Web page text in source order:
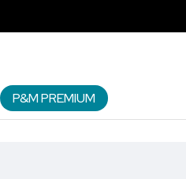
P&M PREMIUM